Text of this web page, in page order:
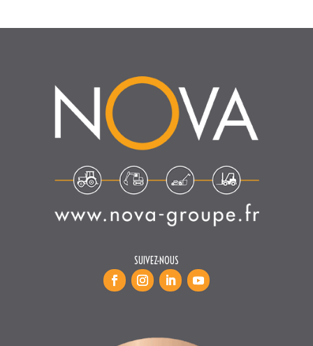
SUIVEZ-NOUS